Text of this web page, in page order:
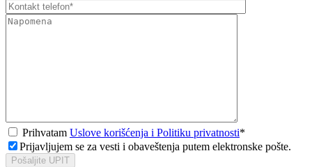
Prihvatam Uslove korišćenja i Politiku privatnosti*
Prijavljujem se za vesti i obaveštenja putem elektronske pošte.
Pošaljite UPIT